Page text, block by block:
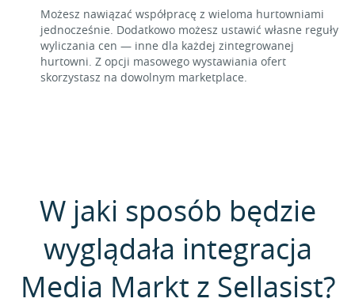
Możesz nawiązać współpracę z wieloma hurtowniami
jednocześnie. Dodatkowo możesz ustawić własne reguły
wyliczania cen — inne dla każdej zintegrowanej
hurtowni. Z opcji masowego wystawiania ofert
skorzystasz na dowolnym marketplace.
W jaki sposób będzie
wyglądała integracja
Media Markt z Sellasist?